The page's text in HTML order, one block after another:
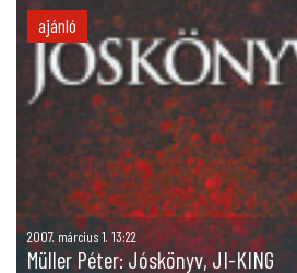
ajánló
2007. március 1. 13:22
Müller Péter: Jóskönyv, JI-KING